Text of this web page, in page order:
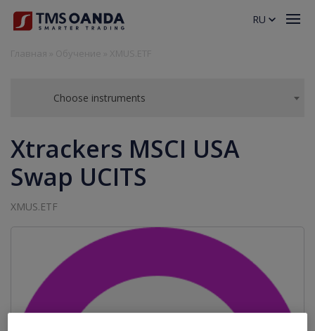
Choose instruments
Xtrackers MSCI USA
Swap UCITS
XMUS.ETF
RU